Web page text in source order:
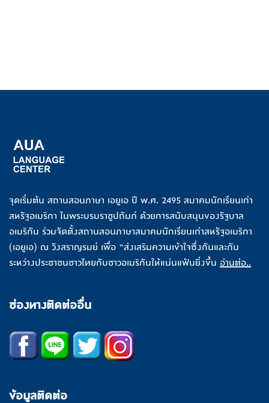
จุดเริ่มต้น สถานสอนภาษา เอยูเอ ปี พ.ศ. 2495 สมาคมนักเรียนเก่า
สหรัฐอเมริกา ในพระบรมราชูปถัมภ์ ด้วยการสนับสนุนของรัฐบาล
อเมริกัน ร่วมจัดตั้งสถานสอนภาษาสมาคมนักเรียนเก่าสหรัฐอเมริกา
(เอยูเอ) ณ วังสราญรมย์ เพื่อ “ส่งเสริมความเข้าใจซึ่งกันและกัน
ระหว่างประชาชนชาวไทยกับชาวอเมริกันให้แน่นแฟ้นยิ่งขึ้น อ่านต่อ..
ช่องทางติดต่ออื่น
ข้อมูลติดต่อ